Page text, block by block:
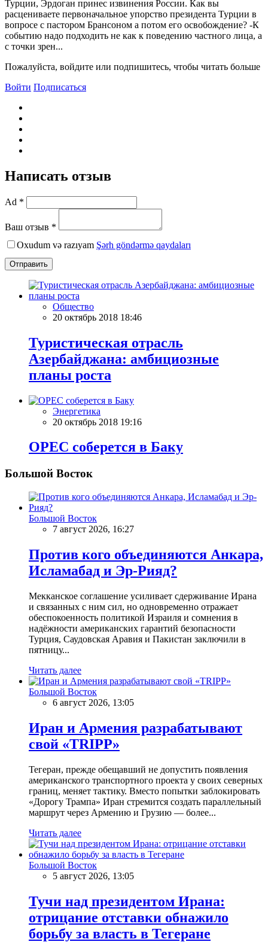
Турции, Эрдоган принес извинения России. Как вы
расцениваете первоначальное упорство президента Турции в
вопросе с пастором Брансоном а потом его освобождение? -К
событию надо подходить не как к поведению частного лица, а
с точки зрен...
Пожалуйста, войдите или подпишитесь, чтобы читать больше
Войти Подписаться
Написать отзыв
Ad *
Ваш отзыв *
Oxudum və razıyam Şərh göndərmə qaydaları
Отправить
Общество
20 октябрь 2018 18:46
Туристическая отрасль
Азербайджана: амбициозные
планы роста
Энергетика
20 октябрь 2018 19:16
OPEC соберется в Баку
Большой Восток
Большой Восток
7 август 2026, 16:27
Против кого объединяются Анкара,
Исламабад и Эр-Рияд?
Мекканское соглашение усиливает сдерживание Ирана
и связанных с ним сил, но одновременно отражает
обеспокоенность политикой Израиля и сомнения в
надёжности американских гарантий безопасности
Турция, Саудовская Аравия и Пакистан заключили в
пятницу...
Читать далее
Большой Восток
6 август 2026, 13:05
Иран и Армения разрабатывают
свой «TRIPP»
Тегеран, прежде обещавший не допустить появления
американского транспортного проекта у своих северных
границ, меняет тактику. Вместо попытки заблокировать
«Дорогу Трампа» Иран стремится создать параллельный
маршрут через Армению и Грузию — более...
Читать далее
Большой Восток
5 август 2026, 13:05
Тучи над президентом Ирана:
отрицание отставки обнажило
борьбу за власть в Тегеране